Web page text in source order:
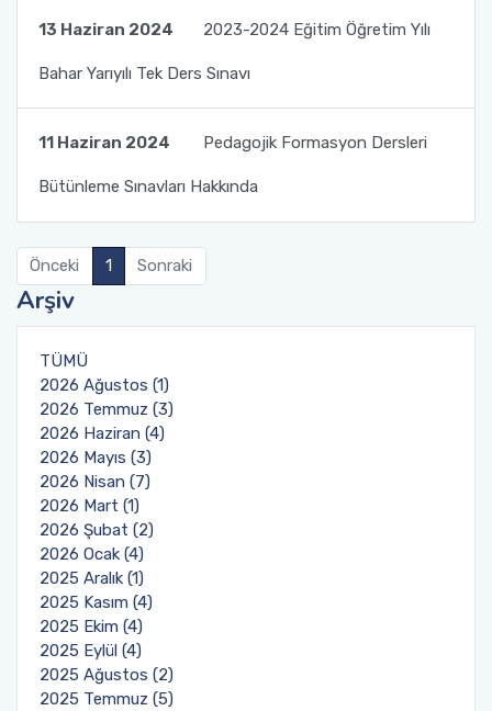
13 Haziran 2024 2023-2024 Eğitim Öğretim Yılı
Bahar Yarıyılı Tek Ders Sınavı
11 Haziran 2024 Pedagojik Formasyon Dersleri
Bütünleme Sınavları Hakkında
Önceki 1 Sonraki
Arşiv
TÜMÜ
2026 Ağustos (1)
2026 Temmuz (3)
2026 Haziran (4)
2026 Mayıs (3)
2026 Nisan (7)
2026 Mart (1)
2026 Şubat (2)
2026 Ocak (4)
2025 Aralık (1)
2025 Kasım (4)
2025 Ekim (4)
2025 Eylül (4)
2025 Ağustos (2)
2025 Temmuz (5)